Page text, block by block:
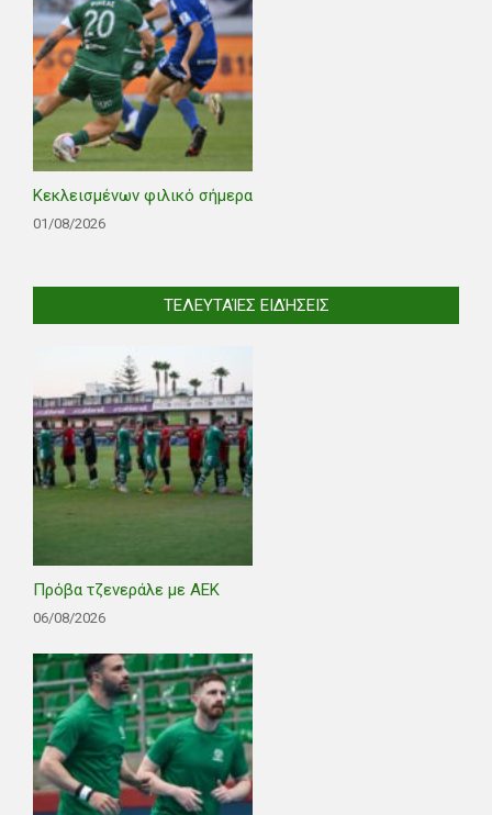
Κεκλεισμένων φιλικό σήμερα
01/08/2026
ΤΕΛΕΥΤΑΊΕΣ ΕΙΔΉΣΕΙΣ
Πρόβα τζενεράλε με ΑΕΚ
06/08/2026